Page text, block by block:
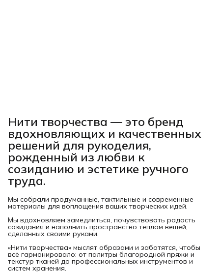
Нити творчества — это бренд
вдохновляющих и качественных
решений для рукоделия,
рожденный из любви к
созиданию и эстетике ручного
труда.
Мы собрали продуманные, тактильные и современные
материалы для воплощения ваших творческих идей.
Мы вдохновляем замедлиться, почувствовать радость
созидания и наполнить пространство теплом вещей,
сделанных своими руками.
«Нити творчества» мыслят образами и заботятся, чтобы
всё гармонировало: от палитры благородной пряжи и
текстур тканей до профессиональных инструментов и
систем хранения.